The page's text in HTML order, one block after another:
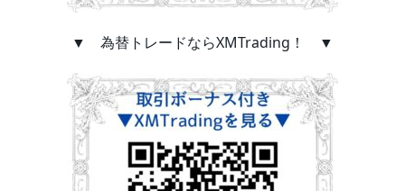
▼ 為替トレードならXMTrading！ ▼